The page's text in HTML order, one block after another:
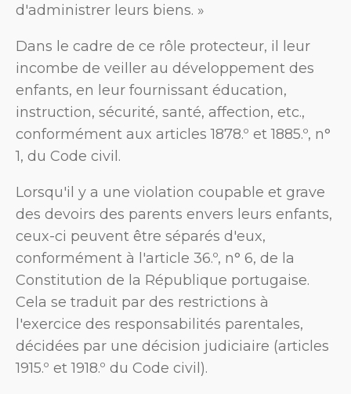
d'administrer leurs biens. »
Dans le cadre de ce rôle protecteur, il leur
incombe de veiller au développement des
enfants, en leur fournissant éducation,
instruction, sécurité, santé, affection, etc.,
conformément aux articles 1878.º et 1885.º, n°
1, du Code civil.
Lorsqu'il y a une violation coupable et grave
des devoirs des parents envers leurs enfants,
ceux-ci peuvent être séparés d'eux,
conformément à l'article 36.º, n° 6, de la
Constitution de la République portugaise.
Cela se traduit par des restrictions à
l'exercice des responsabilités parentales,
décidées par une décision judiciaire (articles
1915.º et 1918.º du Code civil).